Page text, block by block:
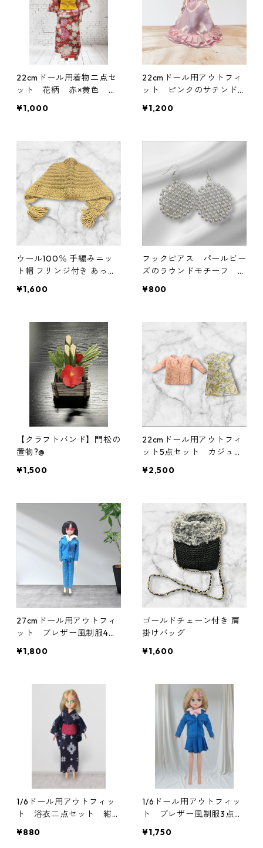
22cmドール用着物二点セ
ット 花柄 赤×黄色 ち
¥1,000
22cmドール用アウトフィ
ット ピンクのサテンドレ
¥1,200
ウール100％ 手編みニッ
ト帽 フリンジ付き あった
¥1,600
フックピアス パールビー
ズのラウンドモチーフ シ
¥800
【クラフトバンド】門松の
置物?@
¥1,500
22cmドール用アウトフィ
ット5点セット カジュア
スカート他
¥2,500
27cmドール用アウトフィ
ット ブレザー風制服4点
¥1,800
ゴールドチェーン付き 肩
掛けバッグ
¥1,600
1/6ドール用アウトフィッ
ト 浴衣二点セット 紺色
り
¥880
1/6ドール用アウトフィッ
ト ブレザー風制服3点セ
一部難あり
¥1,750